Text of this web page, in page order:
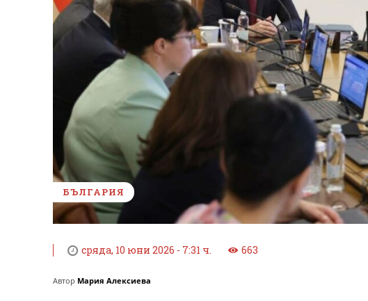
БЪЛГАРИЯ
сряда, 10 юни 2026 - 7:31 ч. 663
Автор Мария Алексиева